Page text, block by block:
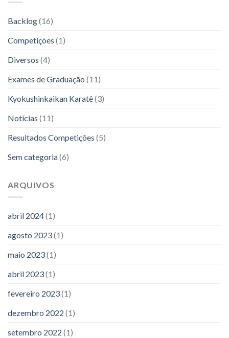
Backlog(16)
Competições (1)
Diversos (4)
Exames de Graduação (11)
Kyokushinkaikan Karatê(3)
Notícias (11)
Resultados Competições (5)
Sem categoria(6)
ARQUIVOS
abril 2024(1)
agosto 2023(1)
maio 2023(1)
abril 2023(1)
fevereiro 2023(1)
dezembro 2022 (1)
setembro 2022 (1)